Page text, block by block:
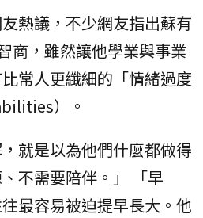
熱議，不少網友指出蘇有
商，雖然讓他學業與事業
常人更纖細的「情緒過度
）。
，就是以為他們什麼都做得
不需要陪伴。」 「早
最容易被迫提早長大。他